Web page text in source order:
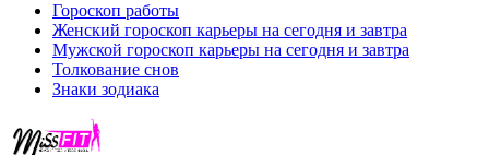
Гороскоп работы
Женский гороскоп карьеры на сегодня и завтра
Мужской гороскоп карьеры на сегодня и завтра
Толкование снов
Знаки зодиака